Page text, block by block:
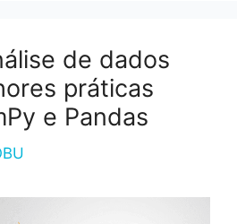
de dados
práticas
e Pandas